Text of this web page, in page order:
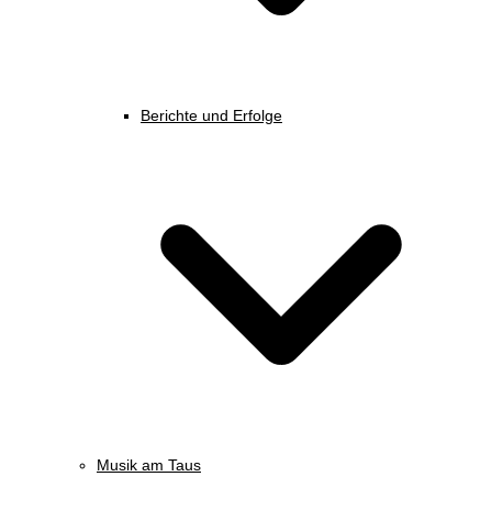
Berichte und Erfolge
Musik am Taus